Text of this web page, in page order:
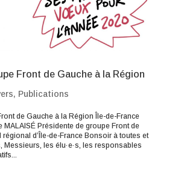
Front de Gauche à la Région
, Publications
de Gauche à la Région Île-de-France
MALAISÉ Présidente de groupe Front de
d’Île-de-France Bonsoir à toutes et
Messieurs, les élu·e·s, les responsables